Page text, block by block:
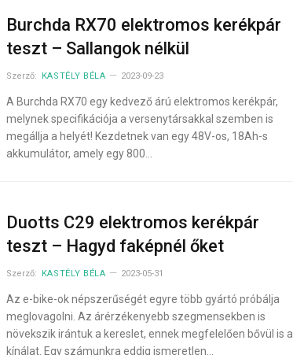
Burchda RX70 elektromos kerékpár
teszt – Sallangok nélkül
Szerző: KASTÉLY BÉLA 2023-09-23
A Burchda RX70 egy kedvező árú elektromos kerékpár,
melynek specifikációja a versenytársakkal szemben is
megállja a helyét! Kezdetnek van egy 48V-os, 18Ah-s
akkumulátor, amely egy 800…
Duotts C29 elektromos kerékpár
teszt – Hagyd faképnél őket
Szerző: KASTÉLY BÉLA 2023-05-31
Az e-bike-ok népszerűségét egyre több gyártó próbálja
meglovagolni. Az árérzékenyebb szegmensekben is
növekszik irántuk a kereslet, ennek megfelelően bővül is a
kínálat. Egy számunkra eddig ismeretlen…